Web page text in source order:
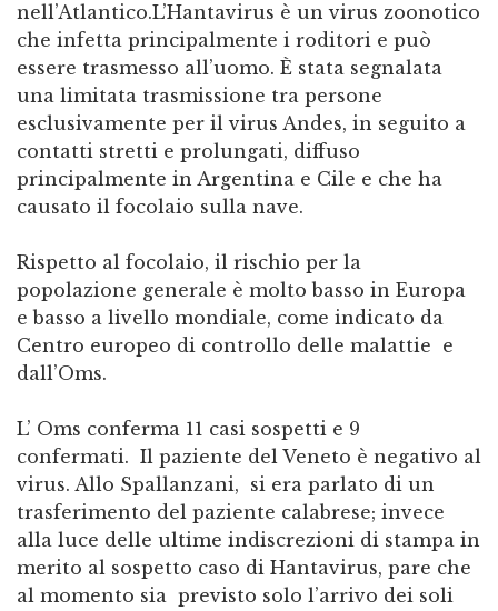
nell’Atlantico.L’Hantavirus è un virus zoonotico
che infetta principalmente i roditori e può
essere trasmesso all’uomo. È stata segnalata
una limitata trasmissione tra persone
esclusivamente per il virus Andes, in seguito a
contatti stretti e prolungati, diffuso
principalmente in Argentina e Cile e che ha
causato il focolaio sulla nave.
Rispetto al focolaio, il rischio per la
popolazione generale è molto basso in Europa
e basso a livello mondiale, come indicato da
Centro europeo di controllo delle malattie e
dall’Oms.
L’ Oms conferma 11 casi sospetti e 9
confermati. Il paziente del Veneto è negativo al
virus. Allo Spallanzani, si era parlato di un
trasferimento del paziente calabrese; invece
alla luce delle ultime indiscrezioni di stampa in
merito al sospetto caso di Hantavirus, pare che
al momento sia previsto solo l’arrivo dei soli